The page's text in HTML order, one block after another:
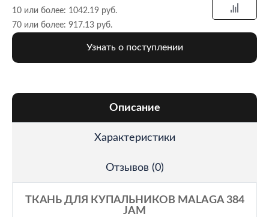
10 или более: 1042.19 руб.
70 или более: 917.13 руб.
Узнать о поступлении
Описание
Характеристики
Отзывов (0)
ТКАНЬ ДЛЯ КУПАЛЬНИКОВ MALAGA 384
JAM